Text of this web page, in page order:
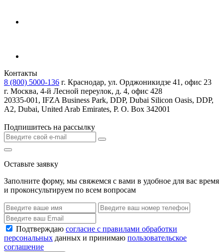
Контакты
8 (800) 5000-136 г. Краснодар, ул. Орджоникидзе 41, офис 23
г. Москва, 4-й Лесной переулок, д. 4, офис 428
20335-001, IFZA Business Park, DDP, Dubai Silicon Oasis, DDP,
A2, Dubai, United Arab Emirates, P. O. Box 342001
Подпишитесь на рассылку
Оставьте заявку
Заполните форму, мы свяжемся с вами в удобное для вас время
и проконсультируем по всем вопросам
Подтверждаю согласие с правилами обработки
персональных данных и принимаю пользовательское
соглашение